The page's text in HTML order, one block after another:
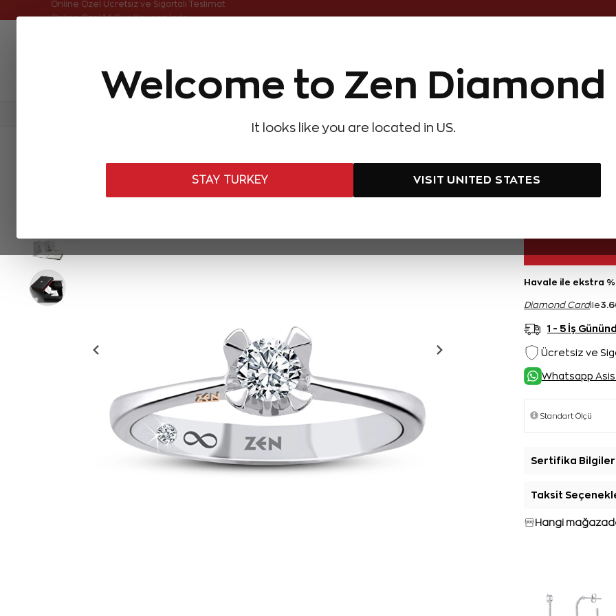
Welcome to Zen Diamond
It looks like you are located in US.
STAY TURKEY VISIT UNITED STATES
Online Özel Ücretsiz ve Sigortalı Teslimat
Aynı Gün Kargo Çok Satanlar Hediye Önerileri Evlilik Teklifi Setler Özel
0,30
Havale ile ekstra
Diamond Cardile
1 - 5 İş
Ücretsiz ve
Whatsapp
Sertifika
Taksit
Hangi